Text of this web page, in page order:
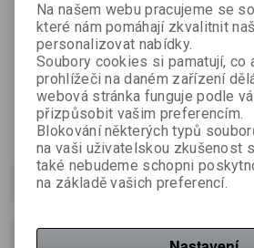
Porovnat Přidat do oblíbených
Podrobný popis
Na našem webu pracujeme se
které nám pomáhají zkvalitnit
personalizovat nabídky.
Soubory cookies si pamatují, co
prohlížeči na daném zařízení
webová stránka funguje podle
přizpůsobit vašim preferencím.
Blokování některých typů
na vaši uživatelskou zkušenost
také nebudeme schopni
na základě vašich preferencí.